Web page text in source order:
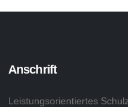
Anschrift
Leistungsorientiertes